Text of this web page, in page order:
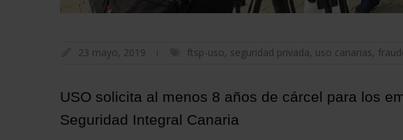
23 mayo, 2019 ftsp-uso, seguridad privada, uso canarias,
USO solicita al menos 8 años de cárcel para los
Seguridad Integral Canaria